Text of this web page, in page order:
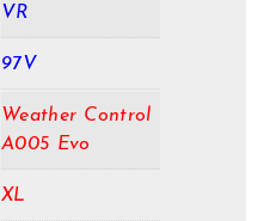
VR
97V
Weather Control
A005 Evo
XL